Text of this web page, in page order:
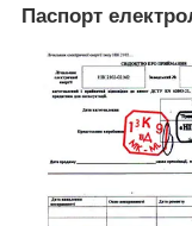
Паспорт